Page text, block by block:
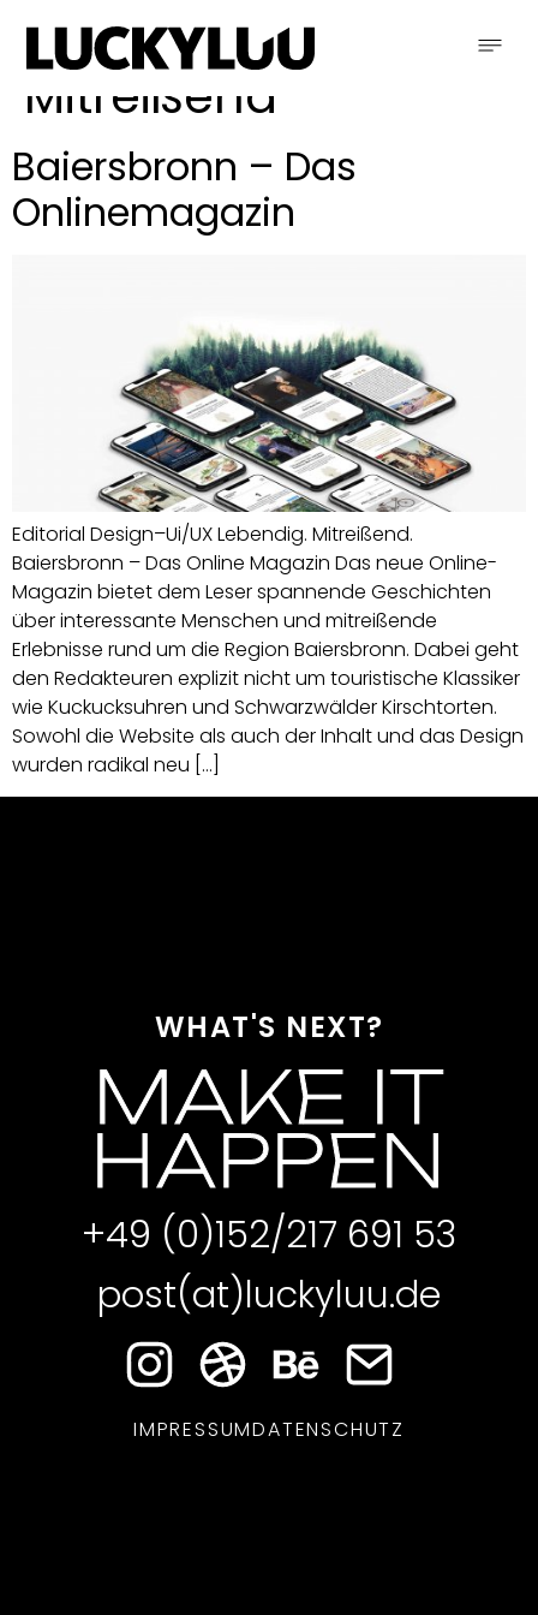
Schlagwort:
Mitreißend
Baiersbronn – Das
Onlinemagazin
Editorial Design–Ui/UX Lebendig. Mitreißend.
Baiersbronn – Das Online Magazin Das neue Online-
Magazin bietet dem Leser spannende Geschichten
über interessante Menschen und mitreißende
Erlebnisse rund um die Region Baiersbronn. Dabei geht
den Redakteuren explizit nicht um touristische Klassiker
wie Kuckucksuhren und Schwarzwälder Kirschtorten.
Sowohl die Website als auch der Inhalt und das Design
wurden radikal neu […]
WHAT'S NEXT?
MAKE IT
HAPPEN
+49 (0)152/217 691 53
post(at)luckyluu.de
IMPRESSUMDATENSCHUTZ